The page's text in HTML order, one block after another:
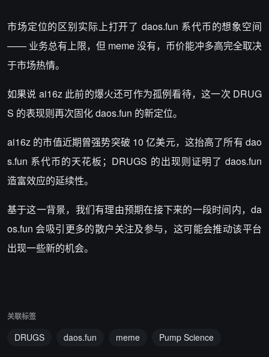
市场定位的区别实际上打开了daos.fun 系代币的想象空间
—— 业务总有上限，但 meme 没有，币价能冲多高完全取决
于市场热情。
如果说 ai16z 此前的爆火还可作为孤例看待，这一次 DRUG
S 的表现则再次固化 daos.fun 的新定位。
ai16z 的市值近期曾强势突破 10 亿美元，这抬高了所有 dao
s.fun 系代币的天花板；DRUGS 的出现则证明了 daos.fun
造富效应的延续性。
基于这一背景，我们有理由预期在接下来的一段时间内，da
os.fun 会吸引更多的散户关注及参与，这可能会推动该平台
出现一些新的机会。
关联标签
DRUGS daos.fun meme Pump Science